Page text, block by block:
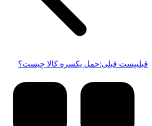
قبلیپست قبلی:حمل یکسره کالا چیست؟